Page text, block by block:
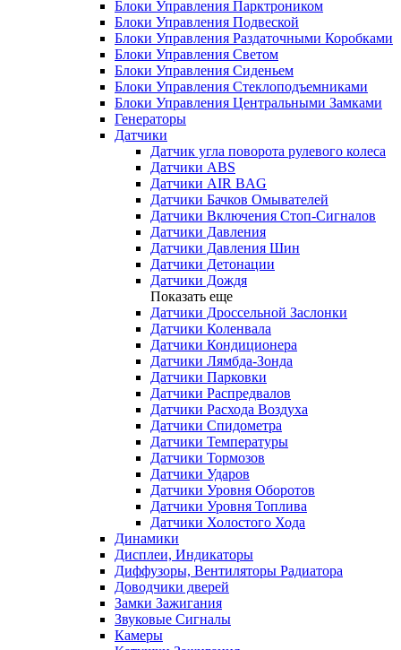
Блоки Управления Парктроником
Блоки Управления Подвеской
Блоки Управления Раздаточными Коробками
Блоки Управления Светом
Блоки Управления Сиденьем
Блоки Управления Стеклоподъемниками
Блоки Управления Центральными Замками
Генераторы
Датчики
Датчик угла поворота рулевого колеса
Датчики ABS
Датчики AIR BAG
Датчики Бачков Омывателей
Датчики Включения Стоп-Сигналов
Датчики Давления
Датчики Давления Шин
Датчики Детонации
Датчики Дождя
Показать еще
Датчики Дроссельной Заслонки
Датчики Коленвала
Датчики Кондиционера
Датчики Лямбда-Зонда
Датчики Парковки
Датчики Распредвалов
Датчики Расхода Воздуха
Датчики Спидометра
Датчики Температуры
Датчики Тормозов
Датчики Ударов
Датчики Уровня Оборотов
Датчики Уровня Топлива
Датчики Холостого Хода
Динамики
Дисплеи, Индикаторы
Диффузоры, Вентиляторы Радиатора
Доводчики дверей
Замки Зажигания
Звуковые Сигналы
Камеры